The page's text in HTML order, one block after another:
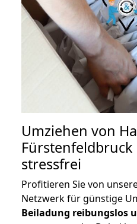
Umziehen von
Fürstenfeldbruck
stressfrei
Profitieren Sie von
Netzwerk für günstige
Beiladung reibungslos